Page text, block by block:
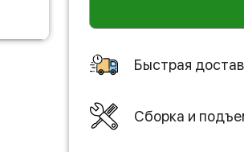
Быстрая
Сборка и